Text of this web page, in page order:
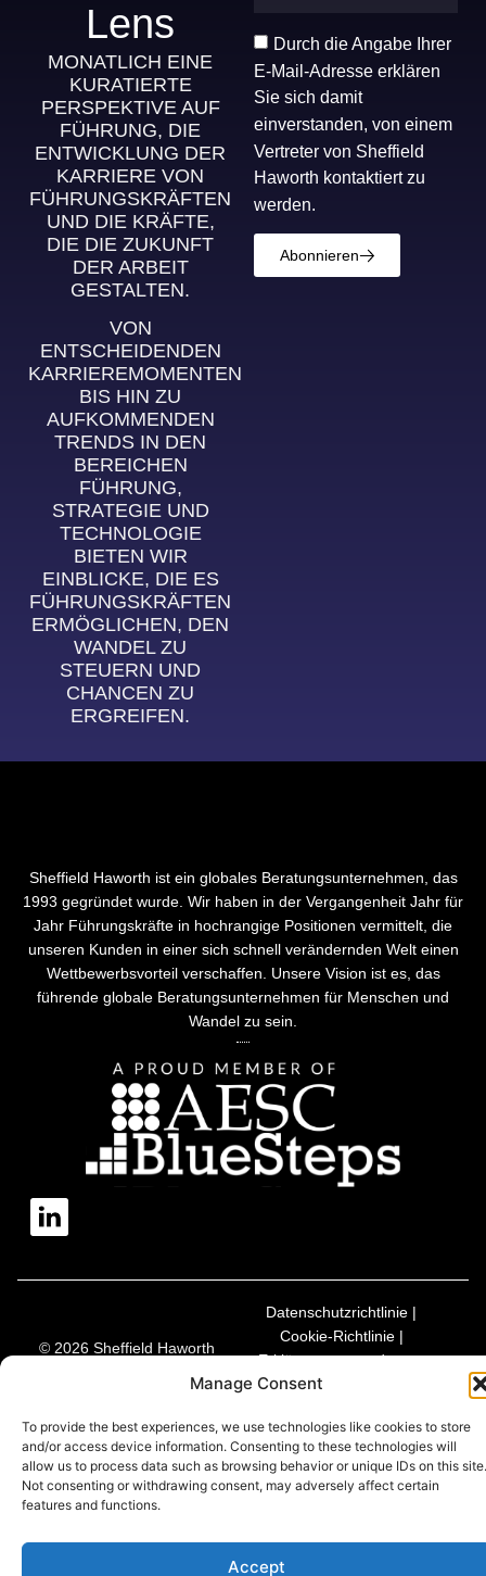
Manage Consent
To provide the best experiences, we use technologies like cookies to store
and/or access device information. Consenting to these technologies will
allow us to process data such as browsing behavior or unique IDs on this site.
Not consenting or withdrawing consent, may adversely affect certain
features and functions.
Accept
Lens
MONATLICH EINE
KURATIERTE
PERSPEKTIVE AUF
FÜHRUNG, DIE
ENTWICKLUNG DER
KARRIERE VON
FÜHRUNGSKRÄFTEN
UND DIE KRÄFTE,
DIE DIE ZUKUNFT
DER ARBEIT
GESTALTEN.
VON
ENTSCHEIDENDEN
KARRIEREMOMENTEN
BIS HIN ZU
AUFKOMMENDEN
TRENDS IN DEN
BEREICHEN
FÜHRUNG,
STRATEGIE UND
TECHNOLOGIE
BIETEN WIR
EINBLICKE, DIE ES
FÜHRUNGSKRÄFTEN
ERMÖGLICHEN, DEN
WANDEL ZU
STEUERN UND
CHANCEN ZU
ERGREIFEN.
Durch die Angabe Ihrer
E-Mail-Adresse erklären
Sie sich damit
einverstanden, von einem
Vertreter von Sheffield
Haworth kontaktiert zu
werden.
Abonnieren
Sheffield Haworth ist ein globales Beratungsunternehmen, das
1993 gegründet wurde. Wir haben in der Vergangenheit Jahr für
Jahr Führungskräfte in hochrangige Positionen vermittelt, die
unseren Kunden in einer sich schnell verändernden Welt einen
Wettbewerbsvorteil verschaffen. Unsere Vision ist es, das
führende globale Beratungsunternehmen für Menschen und
Wandel zu sein.
© 2026 Sheffield Haworth
Datenschutzrichtlinie |
Cookie-Richtlinie |
Erklärung zur modernen
Sklaverei